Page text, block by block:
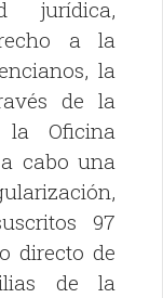
jurídica,
a la
la
de la
la Oficina
cabo una
97
directo de
de la